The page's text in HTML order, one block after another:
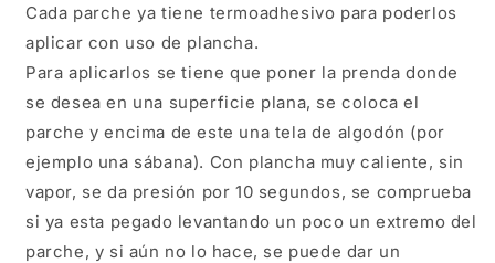
Cada parche ya tiene termoadhesivo para poderlos
aplicar con uso de plancha.
Para aplicarlos se tiene que poner la prenda donde
se desea en una superficie plana, se coloca el
parche y encima de este una tela de algodón (por
ejemplo una sábana). Con plancha muy caliente, sin
vapor, se da presión por 10 segundos, se comprueba
si ya esta pegado levantando un poco un extremo del
parche, y si aún no lo hace, se puede dar un